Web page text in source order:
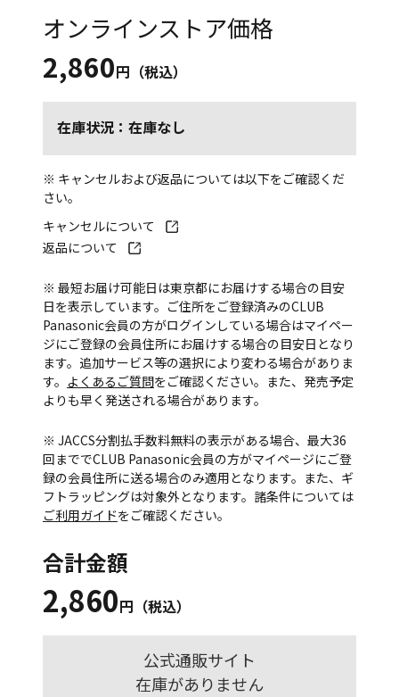
オンラインストア価格
2,860円（税込）
在庫状況：在庫なし
※ キャンセルおよび返品については以下をご確認くだ
さい。
キャンセルについて
返品について
※ 最短お届け可能日は東京都にお届けする場合の目安
日を表示しています。ご住所をご登録済みのCLUB
Panasonic会員の方がログインしている場合はマイペー
ジにご登録の会員住所にお届けする場合の目安日となり
ます。追加サービス等の選択により変わる場合がありま
す。 よくあるご質問をご確認ください。また、発売予定
よりも早く発送される場合があります。
※ JACCS分割払手数料無料の表示がある場合、最大36
回まででCLUB Panasonic会員の方がマイページにご登
録の会員住所に送る場合のみ適用となります。また、ギ
フトラッピングは対象外となります。諸条件については
ご利用ガイドをご確認ください。
合計金額
2,860円（税込）
公式通販サイト
在庫がありません